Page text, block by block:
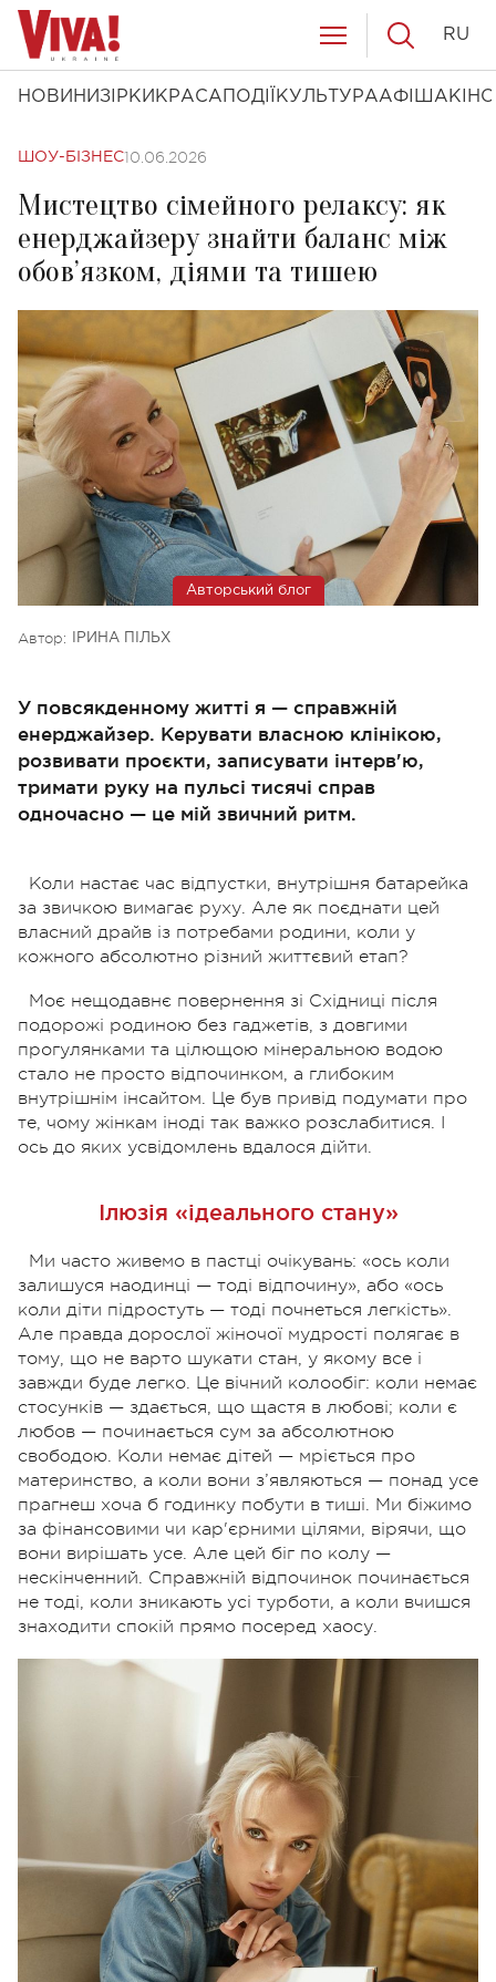
НОВИНИ ЗІРКИ КРАСА ПОДІЇ КУЛЬТУРААФІША КІНО
RU
ШОУ-БІЗНЕС10.06.2026
Мистецтво сімейного релаксу: як
енерджайзеру знайти баланс між
обов’язком, діями та тишею
Авторський блог
Автор: ІРИНА ПІЛЬХ
У повсякденному житті я — справжній
енерджайзер. Керувати власною клінікою,
розвивати проєкти, записувати інтерв'ю,
тримати руку на пульсі тисячі справ
одночасно — це мій звичний ритм.
Коли настає час відпустки, внутрішня батарейка
за звичкою вимагає руху. Але як поєднати цей
власний драйв із потребами родини, коли у
кожного абсолютно різний життєвий етап?
Моє нещодавнє повернення зі Східниці після
подорожі родиною без гаджетів, з довгими
прогулянками та цілющою мінеральною водою
стало не просто відпочинком, а глибоким
внутрішнім інсайтом. Це був привід подумати про
те, чому жінкам іноді так важко розслабитися. І
ось до яких усвідомлень вдалося дійти.
Ілюзія «ідеального стану»
Ми часто живемо в пастці очікувань: «ось коли
залишуся наодинці — тоді відпочину», або «ось
коли діти підростуть — тоді почнеться легкість».
Але правда дорослої жіночої мудрості полягає в
тому, що не варто шукати стан, у якому все і
завжди буде легко. Це вічний колообіг: коли немає
стосунків — здається, що щастя в любові; коли є
любов — починається сум за абсолютною
свободою. Коли немає дітей — мріється про
материнство, а коли вони з’являються — понад усе
прагнеш хоча б годинку побути в тиші. Ми біжимо
за фінансовими чи кар'єрними цілями, вірячи, що
вони вирішать усе. Але цей біг по колу —
нескінченний. Справжній відпочинок починається
не тоді, коли зникають усі турботи, а коли вчишся
знаходити спокій прямо посеред хаосу.